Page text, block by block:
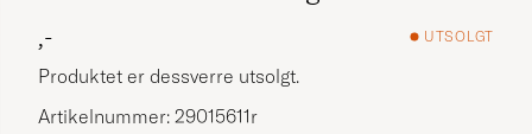
,-
UTSOLGT
Produktet er dessverre utsolgt.
Artikelnummer: 29015611r